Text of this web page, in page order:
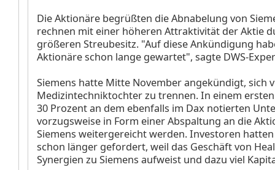
Die Aktionäre begrüßten die Abnabelung von
rechnen mit einer höheren Attraktivität der Aktie
größeren Streubesitz. "Auf diese Ankündigung
Aktionäre schon lange gewartet", sagte DWS-
Siemens hatte Mitte November angekündigt, sich
Medizintechniktochter zu trennen. In einem
30 Prozent an dem ebenfalls im Dax notierten
vorzugsweise in Form einer Abspaltung an die
Siemens weitergereicht werden. Investoren
schon länger gefordert, weil das Geschäft von
Synergien zu Siemens aufweist und dazu viel